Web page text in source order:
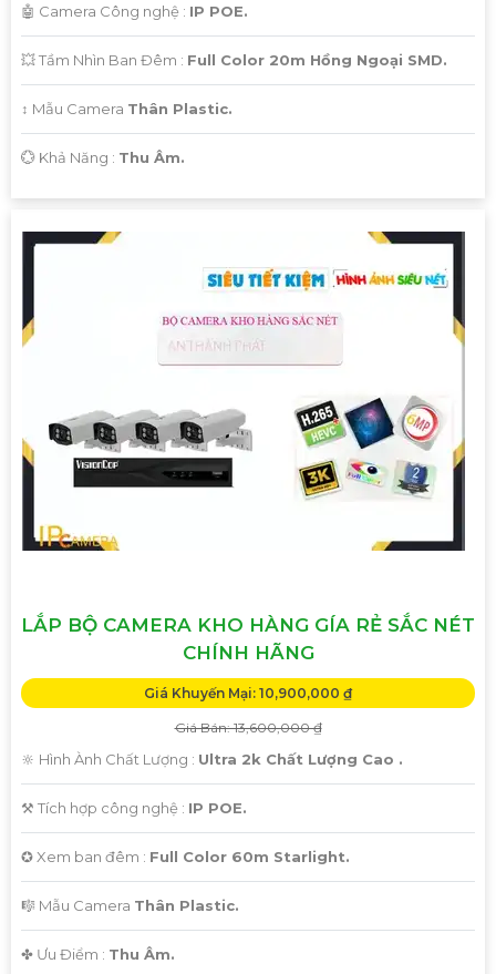
🤖️ Camera Công nghệ : IP POE.
💥 Tầm Nhìn Ban Đêm : Full Color 20m Hồng Ngoại SMD.
↕️ Mẫu Camera Thân Plastic.
️💮 Khả Năng : Thu Âm.
LẮP BỘ CAMERA KHO HÀNG GÍA RẺ SẮC NÉT
CHÍNH HÃNG
Giá Khuyến Mại: 10,900,000 ₫
Giá Bán: 13,600,000 ₫
🔆 Hình Ành Chất Lượng : Ultra 2k Chất Lượng Cao .
⚒ Tích hợp công nghệ : IP POE.
✪ Xem ban đêm : Full Color 60m Starlight.
🎼️ Mẫu Camera Thân Plastic.
️✤ Ưu Điểm : Thu Âm.